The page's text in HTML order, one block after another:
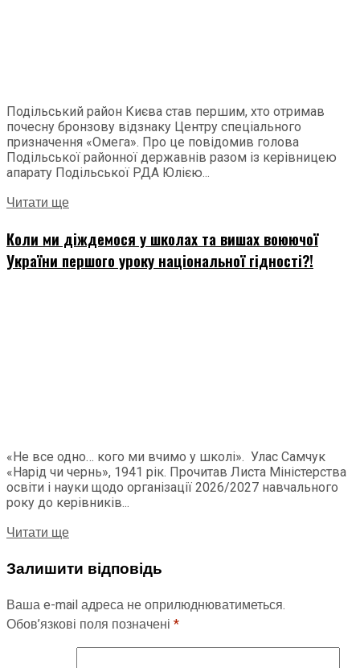
Подільський район Києва став першим, хто отримав
почесну бронзову відзнаку Центру спеціального
призначення «Омега». Про це повідомив голова
Подільської районної державнів разом із керівницею
апарату Подільської РДА Юлією...
Читати ще
Коли ми діждемося у школах та вишах воюючої
України першого уроку національної гідності?!
«Не все одно… кого ми вчимо у школі». Улас Самчук
«Нарід чи чернь», 1941 рік. Прочитав Листа Міністерства
освіти і науки щодо організації 2026/2027 навчального
року до керівників...
Читати ще
Залишити відповідь
Ваша e-mail адреса не оприлюднюватиметься.
Обов’язкові поля позначені *